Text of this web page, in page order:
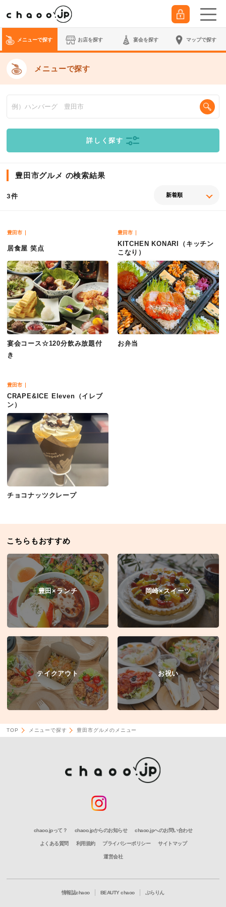
メニューで探す お店を探す 宴会を探す マップで探す
メニューで探す
詳しく探す
豊田市グルメ の検索結果
3件
豊田市
居食屋 笑点
宴会コース☆120分飲み放題付
き
豊田市
KITCHEN KONARI（キッチン
こなり）
お弁当
豊田市
CRAPE&ICE Eleven（イレブ
ン）
チョコナッツクレープ
こちらもおすすめ
豊田×ランチ 岡崎×スイーツ
テイクアウト お祝い
TOP メニューで探す 豊田市グルメのメニュー
chaoo.jpって？ chaoo.jpからのお知らせ chaoo.jpへのお問い合わせ
よくある質問 利用規約 プライバシーポリシー サイトマップ
運営会社
情報誌chaoo BEAUTY chaoo ぶらりん